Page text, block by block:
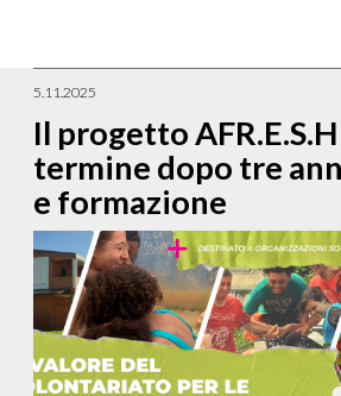
5.11.2025
Il progetto
termine dopo tre
e formazione